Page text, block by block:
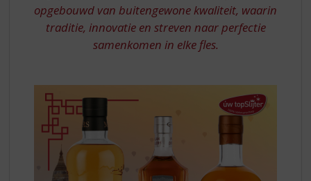
opgebouwd van buitengewone kwaliteit, waarin
traditie, innovatie en streven naar perfectie
samenkomen in elke fles.